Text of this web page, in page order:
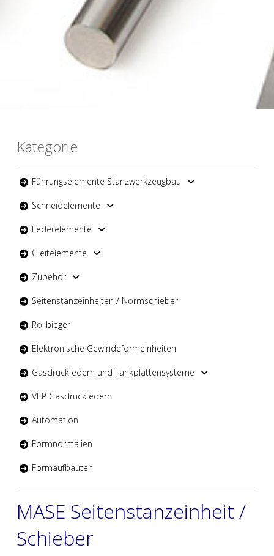
Kategorie
Führungselemente Stanzwerkzeugbau
Schneidelemente
Federelemente
Gleitelemente
Zubehör
Seitenstanzeinheiten / Normschieber
Rollbieger
Elektronische Gewindeformeinheiten
Gasdruckfedern und Tankplattensysteme
VEP Gasdruckfedern
Automation
Formnormalien
Formaufbauten
MASE Seitenstanzeinheit /
Schieber